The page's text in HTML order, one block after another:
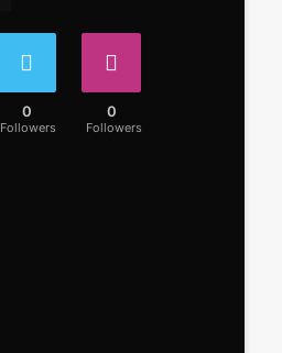
0
Followers
0
Followers